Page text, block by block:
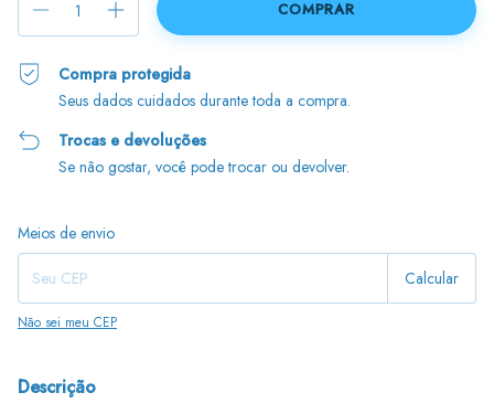
Compra protegida
Seus dados cuidados durante toda a compra.
Trocas e devoluções
Se não gostar, você pode trocar ou devolver.
Entregas para o CEP:
Meios de envio
Calcular
Não sei meu CEP
Descrição